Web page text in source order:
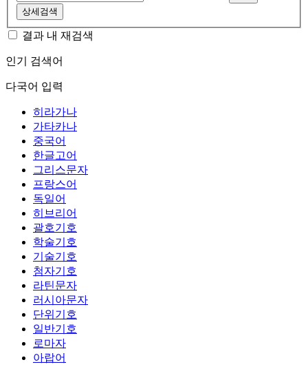
상세검색
결과 내 재검색
인기 검색어
다국어 입력
히라가나
가타카나
중국어
한글고어
그리스문자
프랑스어
독일어
히브리어
괄호기호
학술기호
기술기호
첨자기호
라틴문자
러시아문자
단위기호
일반기호
로마자
아랍어